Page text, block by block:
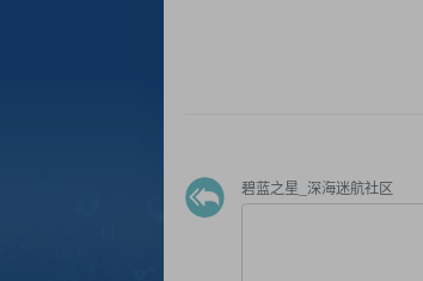
碧蓝之星_深海迷航社区